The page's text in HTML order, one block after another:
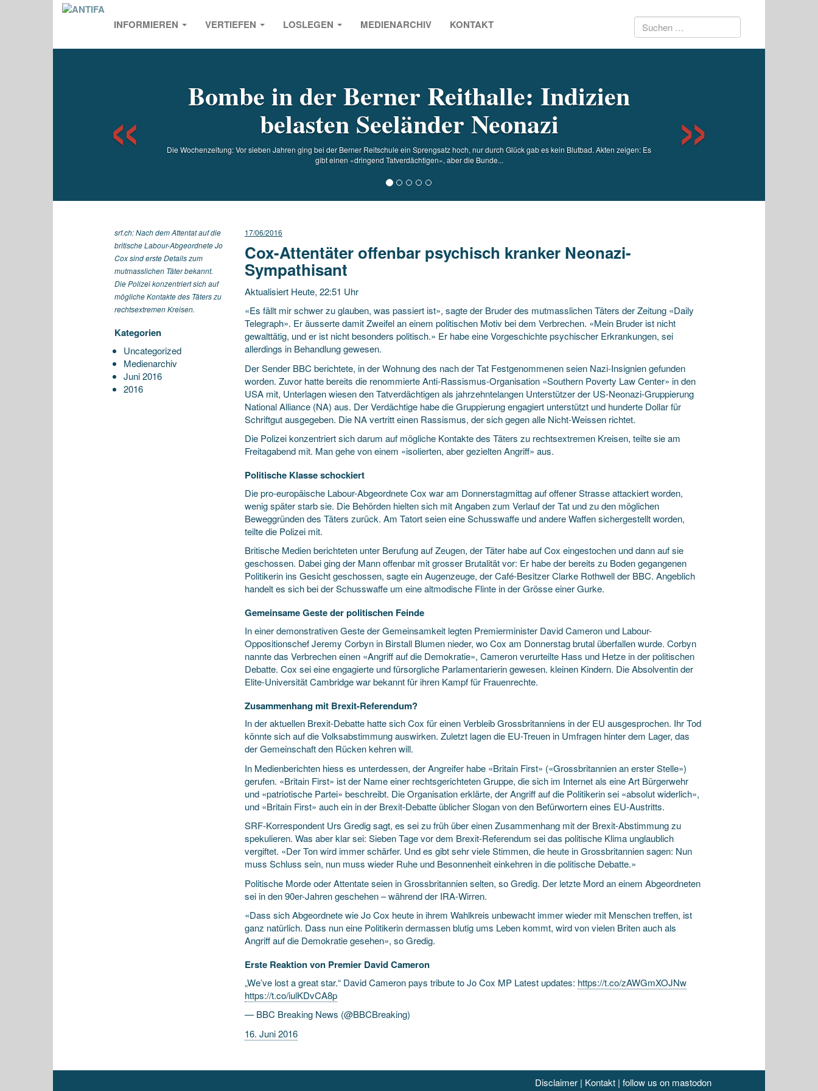
INFORMIEREN VERTIEFEN LOSLEGEN MEDIENARCHIV KONTAKT Suchen
Bombe in der Berner Reithalle: Indizien
belasten Seeländer Neonazi
Die Wochenzeitung: Vor sieben Jahren ging bei der Berner Reitschule ein Sprengsatz hoch, nur durch Glück gab es kein Blutbad. Akten zeigen: Es
gibt einen «dringend Tatverdächtigen», aber die Bunde...
Previous
srf.ch: Nach dem Attentat auf die
britische Labour-Abgeordnete Jo
Cox sind erste Details zum
mutmasslichen Täter bekannt.
Die Polizei konzentriert sich auf
mögliche Kontakte des Täters zu
rechtsextremen Kreisen.
Kategorien
Uncategorized
Medienarchiv
Juni 2016
2016
17/06/2016
Cox-Attentäter offenbar psychisch kranker Neonazi-
Sympathisant
Aktualisiert Heute, 22:51 Uhr
«Es fällt mir schwer zu glauben, was passiert ist», sagte der Bruder des mutmasslichen Täters der Zeitung «Daily
Telegraph». Er äusserte damit Zweifel an einem politischen Motiv bei dem Verbrechen. «Mein Bruder ist nicht
gewalttätig, und er ist nicht besonders politisch.» Er habe eine Vorgeschichte psychischer Erkrankungen, sei
allerdings in Behandlung gewesen.
Der Sender BBC berichtete, in der Wohnung des nach der Tat Festgenommenen seien Nazi-Insignien gefunden
worden. Zuvor hatte bereits die renommierte Anti-Rassismus-Organisation «Southern Poverty Law Center» in den
USA mit, Unterlagen wiesen den Tatverdächtigen als jahrzehntelangen Unterstützer der US-Neonazi-Gruppierung
National Alliance (NA) aus. Der Verdächtige habe die Gruppierung engagiert unterstützt und hunderte Dollar für
Schriftgut ausgegeben. Die NA vertritt einen Rassismus, der sich gegen alle Nicht-Weissen richtet.
Die Polizei konzentriert sich darum auf mögliche Kontakte des Täters zu rechtsextremen Kreisen, teilte sie am
Freitagabend mit. Man gehe von einem «isolierten, aber gezielten Angriff» aus.
Politische Klasse schockiert
Die pro-europäische Labour-Abgeordnete Cox war am Donnerstagmittag auf offener Strasse attackiert worden,
wenig später starb sie. Die Behörden hielten sich mit Angaben zum Verlauf der Tat und zu den möglichen
Beweggründen des Täters zurück. Am Tatort seien eine Schusswaffe und andere Waffen sichergestellt worden,
teilte die Polizei mit.
Britische Medien berichteten unter Berufung auf Zeugen, der Täter habe auf Cox eingestochen und dann auf sie
geschossen. Dabei ging der Mann offenbar mit grosser Brutalität vor: Er habe der bereits zu Boden gegangenen
Politikerin ins Gesicht geschossen, sagte ein Augenzeuge, der Café-Besitzer Clarke Rothwell der BBC. Angeblich
handelt es sich bei der Schusswaffe um eine altmodische Flinte in der Grösse einer Gurke.
Gemeinsame Geste der politischen Feinde
In einer demonstrativen Geste der Gemeinsamkeit legten Premierminister David Cameron und Labour-
Oppositionschef Jeremy Corbyn in Birstall Blumen nieder, wo Cox am Donnerstag brutal überfallen wurde. Corbyn
nannte das Verbrechen einen «Angriff auf die Demokratie», Cameron verurteilte Hass und Hetze in der politischen
Debatte. Cox sei eine engagierte und fürsorgliche Parlamentarierin gewesen. kleinen Kindern. Die Absolventin der
Elite-Universität Cambridge war bekannt für ihren Kampf für Frauenrechte.
Zusammenhang mit Brexit-Referendum?
In der aktuellen Brexit-Debatte hatte sich Cox für einen Verbleib Grossbritanniens in der EU ausgesprochen. Ihr Tod
könnte sich auf die Volksabstimmung auswirken. Zuletzt lagen die EU-Treuen in Umfragen hinter dem Lager, das
der Gemeinschaft den Rücken kehren will.
In Medienberichten hiess es unterdessen, der Angreifer habe «Britain First» («Grossbritannien an erster Stelle»)
gerufen. «Britain First» ist der Name einer rechtsgerichteten Gruppe, die sich im Internet als eine Art Bürgerwehr
und «patriotische Partei» beschreibt. Die Organisation erklärte, der Angriff auf die Politikerin sei «absolut widerlich»,
und «Britain First» auch ein in der Brexit-Debatte üblicher Slogan von den Befürwortern eines EU-Austritts.
SRF-Korrespondent Urs Gredig sagt, es sei zu früh über einen Zusammenhang mit der Brexit-Abstimmung zu
spekulieren. Was aber klar sei: Sieben Tage vor dem Brexit-Referendum sei das politische Klima unglaublich
vergiftet. «Der Ton wird immer schärfer. Und es gibt sehr viele Stimmen, die heute in Grossbritannien sagen: Nun
muss Schluss sein, nun muss wieder Ruhe und Besonnenheit einkehren in die politische Debatte.»
Politische Morde oder Attentate seien in Grossbritannien selten, so Gredig. Der letzte Mord an einem Abgeordneten
sei in den 90er-Jahren geschehen – während der IRA-Wirren.
«Dass sich Abgeordnete wie Jo Cox heute in ihrem Wahlkreis unbewacht immer wieder mit Menschen treffen, ist
ganz natürlich. Dass nun eine Politikerin dermassen blutig ums Leben kommt, wird von vielen Briten auch als
Angriff auf die Demokratie gesehen», so Gredig.
Erste Reaktion von Premier David Cameron
„We’ve lost a great star.“ David Cameron pays tribute to Jo Cox MP Latest updates: https://t.co/zAWGmXOJNw
https://t.co/iulKDvCA8p
— BBC Breaking News (@BBCBreaking)
16. Juni 2016
Disclaimer| Kontakt| follow us on mastodon